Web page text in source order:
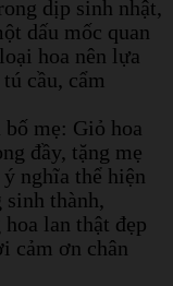
dịp sinh nhật,
dấu mốc quan
hoa nên lựa
cầu, cẩm
mẹ: Giỏ hoa
đầy, tặng mẹ
nghĩa thể hiện
sinh thành,
lan thật đẹp
cảm ơn chân